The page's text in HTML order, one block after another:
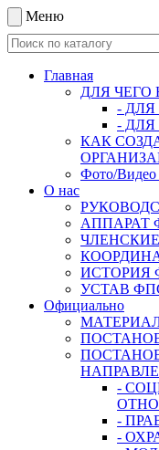
Меню
Главная
ДЛЯ
- ДЛЯ
- ДЛЯ
КАК
Фото/Видео
О нас
АППАРАТ
ИСТОРИЯ
УСТАВ
Официально
-
-
-